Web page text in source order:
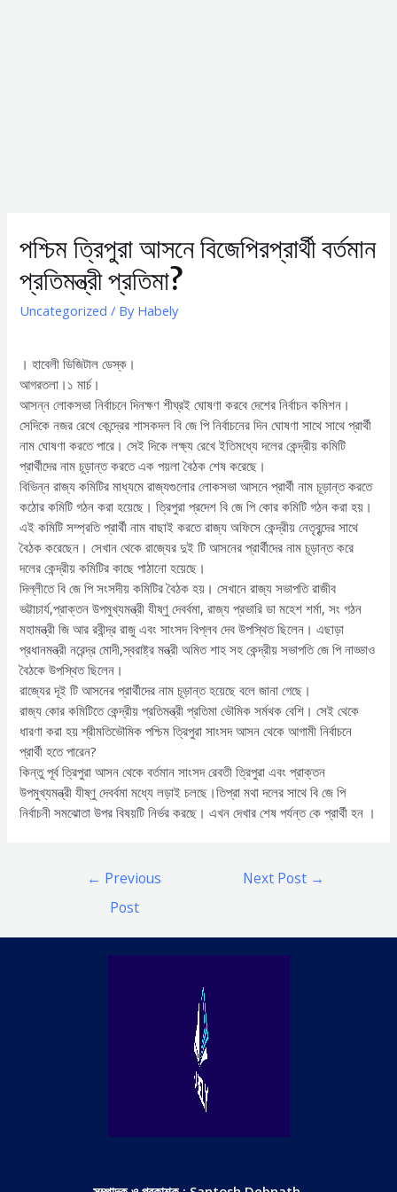
পশ্চিম ত্রিপুরা আসনে বিজেপিরপ্রার্থী বর্তমান
প্রতিমন্ত্রী প্রতিমা?
Uncategorized / By Habely
। হাবেলী ডিজিটাল ডেস্ক।
আগরতলা।১ মার্চ।
আসন্ন লোকসভা নির্বাচনে দিনক্ষণ শীঘ্রই ঘোষণা করবে দেশের নির্বাচন কমিশন।
সেদিকে নজর রেখে কেন্দ্রের শাসকদল বি জে পি নির্বাচনের দিন ঘোষণা সাথে সাথে প্রার্থী
নাম ঘোষণা করতে পারে। সেই দিকে লক্ষ্য রেখে ইতিমধ্যে দলের কেন্দ্রীয় কমিটি
প্রার্থীদের নাম চূড়ান্ত করতে এক পয়লা বৈঠক শেষ করেছে।
বিভিন্ন রাজ্য কমিটির মাধ্যমে রাজ্যগুলোর লোকসভা আসনে প্রার্থী নাম চূড়ান্ত করতে
কঠোর কমিটি গঠন করা হয়েছে। ত্রিপুরা প্রদেশ বি জে পি কোর কমিটি গঠন করা হয়।
এই কমিটি সম্প্রতি প্রার্থী নাম বাছাই করতে রাজ্য অফিসে কেন্দ্রীয় নেতৃবৃন্দের সাথে
বৈঠক করেছেন। সেখান থেকে রাজ্যের দুই টি আসনের প্রার্থীদের নাম চূড়ান্ত করে
দলের কেন্দ্রীয় কমিটির কাছে পাঠানো হয়েছে।
দিল্লীতে বি জে পি সংসদীয় কমিটির বৈঠক হয়। সেখানে রাজ্য সভাপতি রাজীব
ভট্টাচার্য,প্রাক্তন উপমুখ্যমন্ত্রী যীষ্ণু দেবর্বমা, রাজ্য প্রভারি ডা মহেশ শর্মা, সং গঠন
মহামন্ত্রী জি আর রবীন্দ্র রাজু এবং সাংসদ বিপ্লব দেব উপস্থিত ছিলেন। এছাড়া
প্রধানমন্ত্রী নরেন্দ্র মোদী,স্বরাষ্ট্র মন্ত্রী অমিত শাহ সহ কেন্দ্রীয় সভাপতি জে পি নাড্ডাও
বৈঠকে উপস্থিত ছিলেন।
রাজ্যের দূই টি আসনের প্রার্থীদের নাম চূড়ান্ত হয়েছে বলে জানা গেছে।
রাজ্য কোর কমিটিতে কেন্দ্রীয় প্রতিমন্ত্রী প্রতিমা ভৌমিক সর্মথক বেশি। সেই থেকে
ধারণা করা হয় শ্রীমতিভৌমিক পশ্চিম ত্রিপুরা সাংসদ আসন থেকে আগামী নির্বাচনে
প্রার্থী হতে পারেন?
কিন্তু পূর্ব ত্রিপুরা আসন থেকে বর্তমান সাংসদ রেবতী ত্রিপুরা এবং প্রাক্তন
উপমুখ্যমন্ত্রী যীষ্ণু দেবর্বমা মধ্যে লড়াই চলছে।তিপ্রা মথা দলের সাথে বি জে পি
নির্বাচনী সমঝোতা উপর বিষয়টি নির্ভর করছে। এখন দেখার শেষ পর্যন্ত কে প্রার্থী হন ।
← Previous
Post
Next Post →